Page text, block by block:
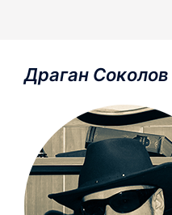
Драган Соколов